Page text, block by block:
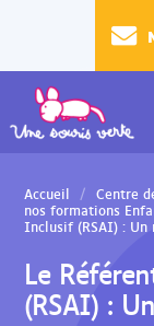
Accueil Centre
nos formations
Inclusif (RSAI) : Un
Le
(RSAI) :